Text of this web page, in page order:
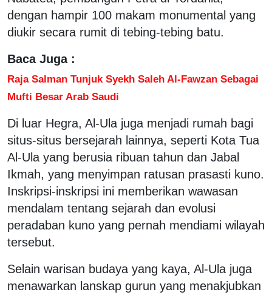
dengan hampir 100 makam monumental yang
diukir secara rumit di tebing-tebing batu.
Baca Juga :
Raja Salman Tunjuk Syekh Saleh Al-Fawzan Sebagai
Mufti Besar Arab Saudi
Di luar Hegra, Al-Ula juga menjadi rumah bagi
situs-situs bersejarah lainnya, seperti Kota Tua
Al-Ula yang berusia ribuan tahun dan Jabal
Ikmah, yang menyimpan ratusan prasasti kuno.
Inskripsi-inskripsi ini memberikan wawasan
mendalam tentang sejarah dan evolusi
peradaban kuno yang pernah mendiami wilayah
tersebut.
Selain warisan budaya yang kaya, Al-Ula juga
menawarkan lanskap gurun yang menakjubkan